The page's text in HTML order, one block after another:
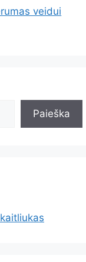
veidui
Paieška